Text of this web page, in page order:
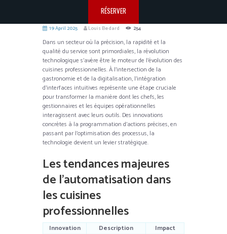
RÉSERVER
19 April 2025 Louis Bedard 254
Dans un secteur où la précision, la rapidité et la
qualité du service sont primordiales, la révolution
technologique s’avère être le moteur de l’évolution des
cuisines professionnelles. À l’intersection de la
gastronomie et de la digitalisation, l’intégration
d’interfaces intuitives représente une étape cruciale
pour transformer la manière dont les chefs, les
gestionnaires et les équipes opérationnelles
interagissent avec leurs outils. Des innovations
concrètes à la programmation d’actions précises, en
passant par l’optimisation des processus, la
technologie devient un levier stratégique.
Les tendances majeures
de l’automatisation dans
les cuisines
professionnelles
Innovation Description Impact